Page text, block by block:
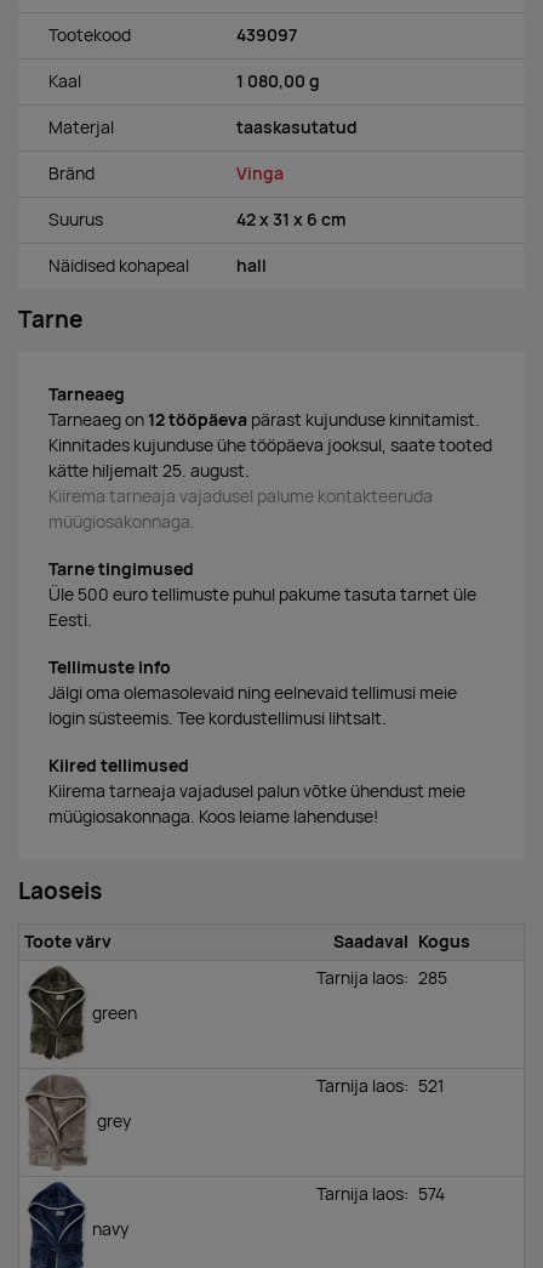
Tootekood 439097
Kaal 1 080,00 g
Materjal taaskasutatud
Bränd Vinga
Suurus 42 x 31 x 6 cm
Näidised kohapeal hall
Tarne
Tarneaeg
Tarneaeg on 12 tööpäeva pärast kujunduse kinnitamist.
Kinnitades kujunduse ühe tööpäeva jooksul, saate tooted
kätte hiljemalt 25. august.
Kiirema tarneaja vajadusel palume kontakteeruda
müügiosakonnaga.
Tarne tingimused
Üle 500 euro tellimuste puhul pakume tasuta tarnet üle
Eesti.
Tellimuste info
Jälgi oma olemasolevaid ning eelnevaid tellimusi meie
login süsteemis. Tee kordustellimusi lihtsalt.
Kiired tellimused
Kiirema tarneaja vajadusel palun võtke ühendust meie
müügiosakonnaga. Koos leiame lahenduse!
Laoseis
Toote värv Saadaval Kogus
green
Tarnija laos: 285
grey
Tarnija laos: 521
navy
Tarnija laos: 574